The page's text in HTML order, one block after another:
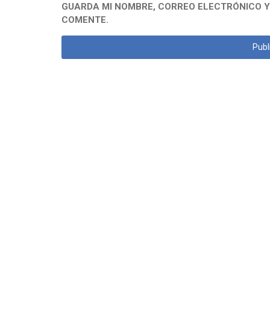
GUARDA MI NOMBRE, CORREO ELECTRÓNICO
COMENTE.